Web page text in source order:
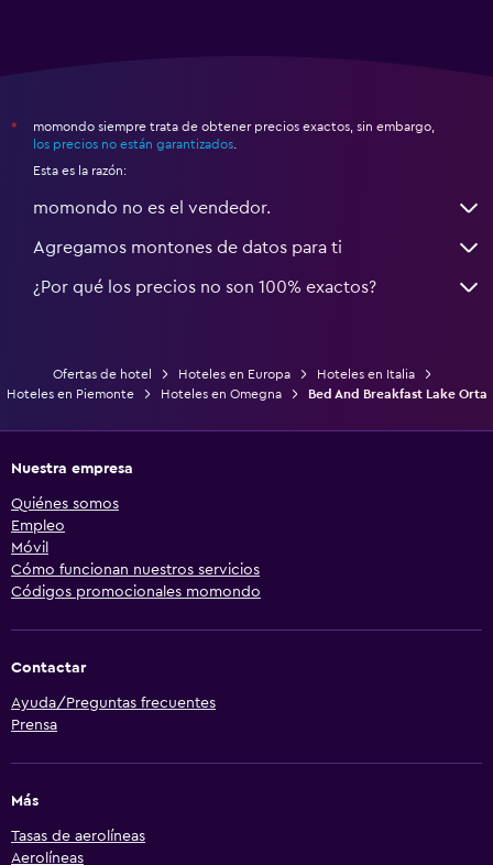
*
momondo siempre trata de obtener precios exactos, sin embargo,
los precios no están garantizados
Esta es la razón:
momondo no es el vendedor.
Agregamos montones de datos para ti
¿Por qué los precios no son 100% exactos?
Ofertas de hotel Hoteles en Europa
Hoteles en Italia
Hoteles en Piemonte
Hoteles en Omegna Bed And Breakfast Lake Orta
Nuestra empresa
Quiénes somos
Empleo
Móvil
Cómo funcionan nuestros servicios
Códigos promocionales momondo
Contactar
Ayuda/Preguntas frecuentes
Prensa
Más
Tasas de aerolíneas
Aerolíneas